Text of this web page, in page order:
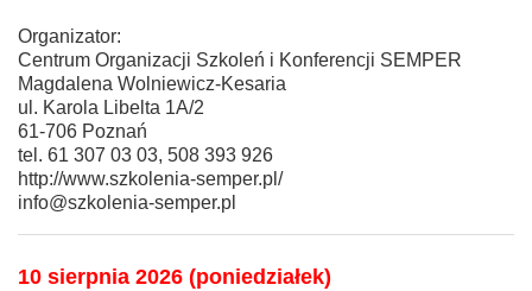
Organizator:
Centrum Organizacji Szkoleń i Konferencji SEMPER
Magdalena Wolniewicz-Kesaria
ul. Karola Libelta 1A/2
61-706 Poznań
tel. 61 307 03 03, 508 393 926
http://www.szkolenia-semper.pl/
info@szkolenia-semper.pl
10 sierpnia 2026 (poniedziałek)